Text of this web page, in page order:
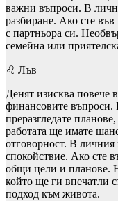
важни въпроси. В
разбиране. Ако сте
с партньора си.
семейна или
♌ Лъв
Денят изисква повече
финансовите въпроси.
преразгледате
работата ще имате
отговорност. В
спокойствие. Ако сте
общи цели и планове.
който ще ги впечатли
подход към живота.